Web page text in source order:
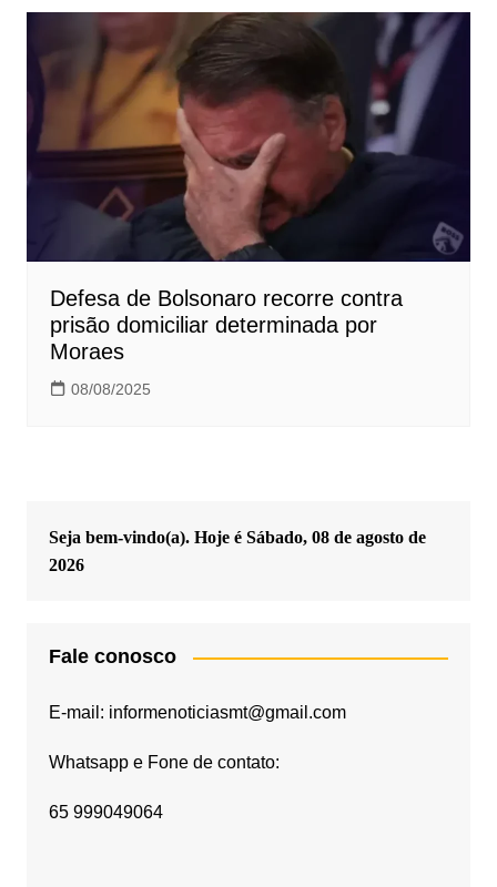
Defesa de Bolsonaro recorre contra
prisão domiciliar determinada por
Moraes
08/08/2025
Seja bem-vindo(a). Hoje é Sábado, 08 de agosto de
2026
Fale conosco
E-mail: informenoticiasmt@gmail.com
Whatsapp e Fone de contato:
65 999049064